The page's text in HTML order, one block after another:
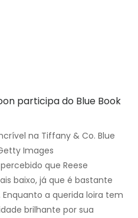
na Tiffany & Co. Blue
Images
que Reese
baixo, já que é bastante
a querida loira tem
brilhante por sua